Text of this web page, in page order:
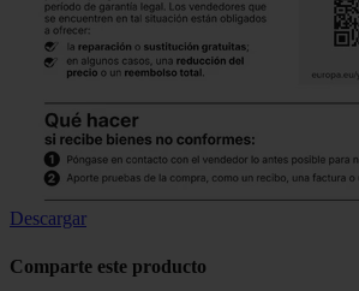
Descargar
Comparte este producto